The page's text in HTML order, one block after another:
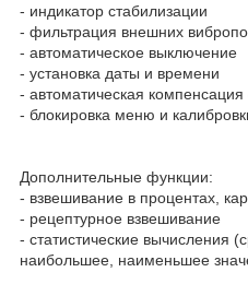
- индикатор стабилизации
- фильтрация внешних
- автоматическое выключение
- установка даты и времени
- автоматическая
- блокировка меню и
Дополнительные функции:
- взвешивание в процентах,
- рецептурное взвешивание
- статистические вычисления
наибольшее, наименьшее